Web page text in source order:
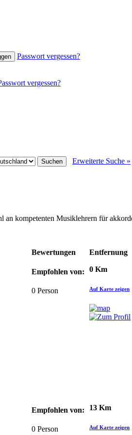
Passwort vergessen?
vergessen?
Erweiterte Suche »
an kompetenten Musiklehrern für
Bewertungen Entfernung
Empfohlen von:
0 Person
0 Km
Auf Karte zeigen
Empfohlen von:
0 Person
13 Km
Auf Karte zeigen